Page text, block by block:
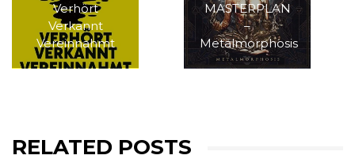
Verhört
Verkannt
Vereinnahmt
MASTERPLAN
–
Metalmorphosis
RELATED POSTS